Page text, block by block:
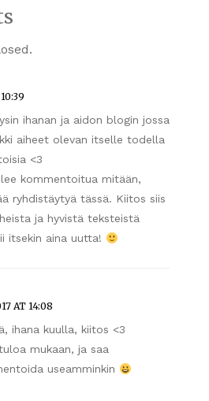
ihanan ja aidon blogin jossa
aiheet olevan itselle todella
<3
kommentoitua mitään,
ryhdistäytyä tässä. Kiitos siis
ja hyvistä teksteistä
itsekin aina uutta!
AT 14:08
ihana kuulla, kiitos <3
mukaan, ja saa
useamminkin